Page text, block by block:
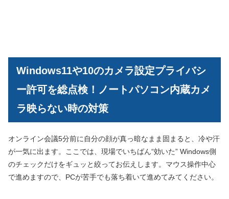
Windows11や10のカメラ設定プライバシ
ー許可を総点検！ノートパソコン内蔵カメ
ラ映らない時の対策
オンライン会議5分前に自分の顔が真っ暗なまま固まると、冷や汗
が一気に出ます。ここでは、現場でいちばん“効いた” Windows側
のチェックだけをギュッと絞ってお伝えします。マウス操作中心
で進めますので、PCが苦手でも落ち着いて進めてみてください。